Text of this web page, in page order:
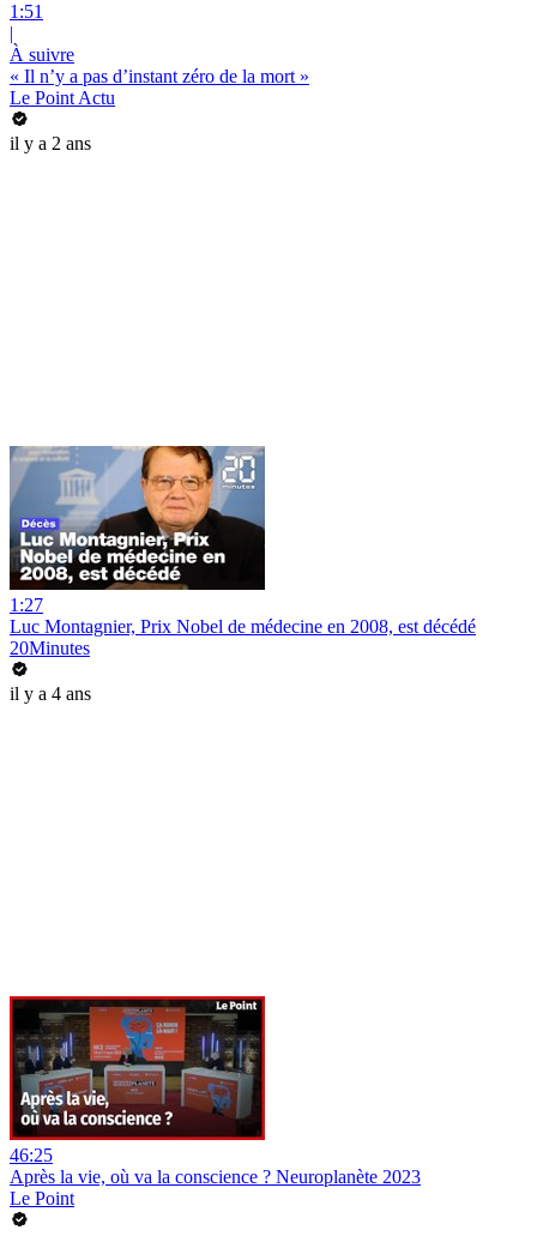
1:51
|
À suivre
« Il n’y a pas d’instant zéro de la mort »
Le Point Actu
il y a 2 ans
1:27
Luc Montagnier, Prix Nobel de médecine en 2008, est décédé
20Minutes
il y a 4 ans
46:25
Après la vie, où va la conscience ? Neuroplanète 2023
Le Point